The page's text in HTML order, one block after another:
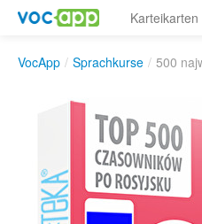
VocApp / Sprachkurse / 500